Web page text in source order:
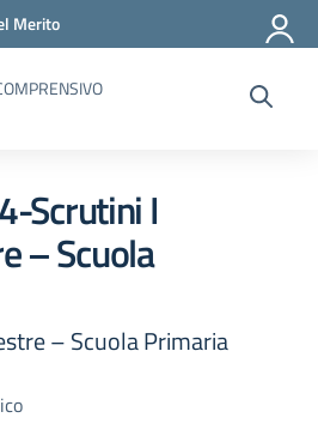
Merito
Scrutini I
– Scuola
– Scuola Primaria